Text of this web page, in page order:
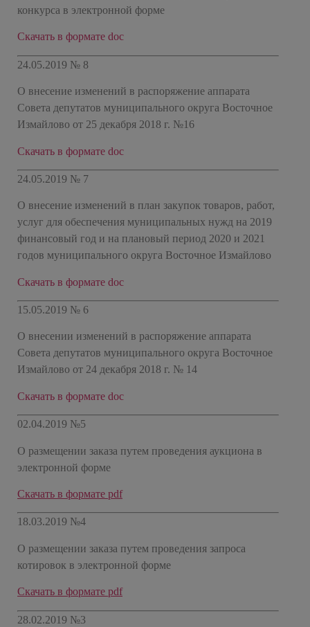
конкурса в электронной форме
Скачать в формате doc
24.05.2019 № 8
О внесение изменений в распоряжение аппарата
Совета депутатов муниципального округа Восточное
Измайлово от 25 декабря 2018 г. №16
Скачать в формате doc
24.05.2019 № 7
О внесение изменений в план закупок товаров, работ,
услуг для обеспечения муниципальных нужд на 2019
финансовый год и на плановый период 2020 и 2021
годов муниципального округа Восточное Измайлово
Скачать в формате doc
15.05.2019 № 6
О внесении изменений в распоряжение аппарата
Совета депутатов муниципального округа Восточное
Измайлово от 24 декабря 2018 г. № 14
Скачать в формате doc
02.04.2019 №5
О размещении заказа путем проведения аукциона в
электронной форме
Скачать в формате pdf
18.03.2019 №4
О размещении заказа путем проведения запроса
котировок в электронной форме
Скачать в формате pdf
28.02.2019 №3